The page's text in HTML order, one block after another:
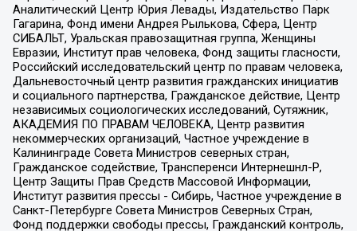
Аналитический Центр Юрия Левады, Издательство Парк
Гагарина, Фонд имени Андрея Рылькова, Сфера, Центр
СИБАЛЬТ, Уральская правозащитная группа, Женщины
Евразии, Институт прав человека, Фонд защиты гласности,
Российский исследовательский центр по правам человека,
Дальневосточный центр развития гражданских инициатив
и социального партнерства, Гражданское действие, Центр
независимых социологических исследований, Сутяжник,
АКАДЕМИЯ ПО ПРАВАМ ЧЕЛОВЕКА, Центр развития
некоммерческих организаций, Частное учреждение в
Калининграде Совета Министров северных стран,
Гражданское содействие, Трансперенси Интернешнл-Р,
Центр Защиты Прав Средств Массовой Информации,
Институт развития прессы - Сибирь, Частное учреждение в
Санкт-Петербурге Совета Министров Северных Стран,
Фонд поддержки свободы прессы, Гражданский контроль,